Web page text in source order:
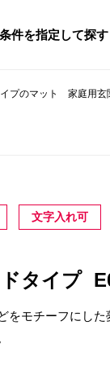
条件を指定して探す
イプのマット 家庭用
文字入れ可
タイプ
をモチーフにした